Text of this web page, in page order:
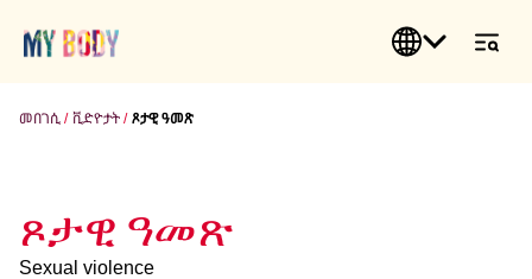
መበገሲ ቪድዮታት ጾታዊ ዓመጽ
ጾታዊ ዓመጽ
Sexual violence